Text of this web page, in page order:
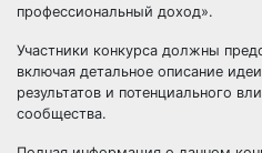
профессиональный доход».
Участники конкурса должны
включая детальное описание
результатов и потенциального
сообщества.